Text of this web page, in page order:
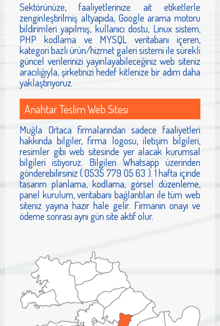
Sektörünüze, faaliyetlerinize ait etiketlerle
zenginleştirilmiş altyapıda, Google arama motoru
bildirimleri yapılmış, kullanıcı dostu, Linux sistem,
PHP kodlama ve MYSQL veritabanı içeren,
kategori bazlı ürün/hizmet galeri sistemi ile sürekli
güncel verilerinizi yayınlayabileceğiniz web siteniz
aracılığıyla, şirketinizi hedef kitlenize bir adım daha
yaklaştırıyoruz.
Anahtar Teslim Web Sitesi
Muğla Ortaca firmalarından sadece faaliyetleri
hakkında bilgiler, firma logosu, iletişim bilgileri,
resimler gibi web sitesinde yer alacak kurumsal
bilgileri istiyoruz. Bilgileri Whatsapp üzerinden
gönderebilirsiniz ( 0535 779 05 63 ). 1 hafta içinde
tasarım planlama, kodlama, görsel düzenleme,
panel kurulum, veritabanı bağlantıları ile tüm web
siteniz yayına hazır hale gelir. Firmanın onayı ve
ödeme sonrası aynı gün site aktif olur.